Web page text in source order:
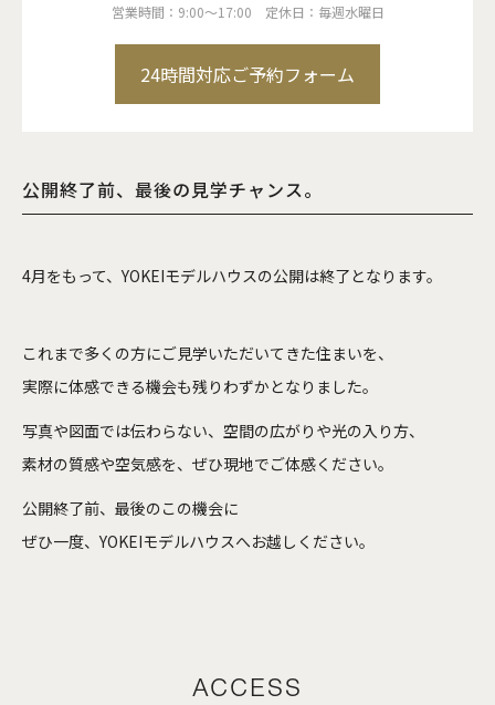
営業時間：9:00～17:00 定休日：毎週水曜日
24時間対応ご予約フォーム
公開終了前、最後の見学チャンス。
4月をもって、 YOKEIモデルハウスの公開は終了となり ます。
これまで多く の方にご見学いただいて きた住まいを、
実際に体感できる機会も残り わずかとなり ま した。
写真や図面では伝わらない、 空間の広がり や光の入り方、
素材の質感や空気感を、 ぜひ現地でご体感ください。
公開終了前、 最後のこの機会に
ぜひ一度、 YOKEIモデルハウスへお越し ください。
ACCESS